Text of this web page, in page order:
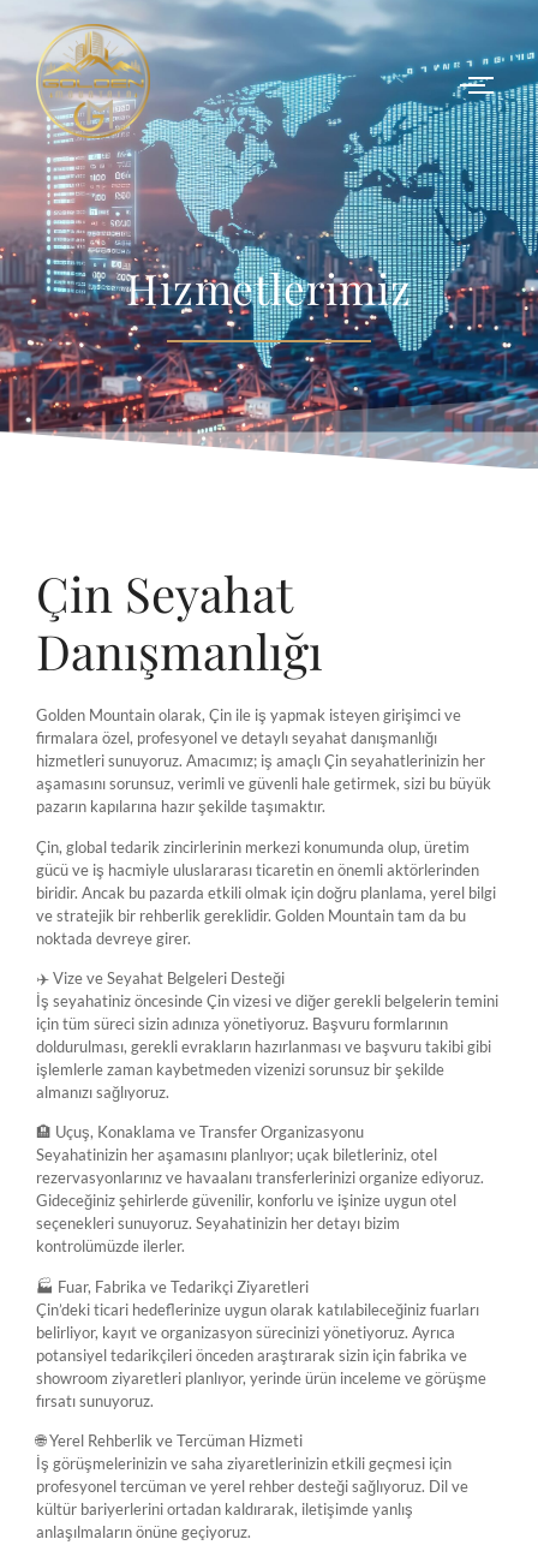
Hizmetlerimiz
Çin Seyahat
Danışmanlığı
Golden Mountain olarak, Çin ile iş yapmak isteyen girişimci ve
firmalara özel, profesyonel ve detaylı seyahat danışmanlığı
hizmetleri sunuyoruz. Amacımız; iş amaçlı Çin seyahatlerinizin her
aşamasını sorunsuz, verimli ve güvenli hale getirmek, sizi bu büyük
pazarın kapılarına hazır şekilde taşımaktır.
Çin, global tedarik zincirlerinin merkezi konumunda olup, üretim
gücü ve iş hacmiyle uluslararası ticaretin en önemli aktörlerinden
biridir. Ancak bu pazarda etkili olmak için doğru planlama, yerel bilgi
ve stratejik bir rehberlik gereklidir. Golden Mountain tam da bu
noktada devreye girer.
✈️ Vize ve Seyahat Belgeleri Desteği
İş seyahatiniz öncesinde Çin vizesi ve diğer gerekli belgelerin temini
için tüm süreci sizin adınıza yönetiyoruz. Başvuru formlarının
doldurulması, gerekli evrakların hazırlanması ve başvuru takibi gibi
işlemlerle zaman kaybetmeden vizenizi sorunsuz bir şekilde
almanızı sağlıyoruz.
🏨 Uçuş, Konaklama ve Transfer Organizasyonu
Seyahatinizin her aşamasını planlıyor; uçak biletleriniz, otel
rezervasyonlarınız ve havaalanı transferlerinizi organize ediyoruz.
Gideceğiniz şehirlerde güvenilir, konforlu ve işinize uygun otel
seçenekleri sunuyoruz. Seyahatinizin her detayı bizim
kontrolümüzde ilerler.
🏭 Fuar, Fabrika ve Tedarikçi Ziyaretleri
Çin’deki ticari hedeflerinize uygun olarak katılabileceğiniz fuarları
belirliyor, kayıt ve organizasyon sürecinizi yönetiyoruz. Ayrıca
potansiyel tedarikçileri önceden araştırarak sizin için fabrika ve
showroom ziyaretleri planlıyor, yerinde ürün inceleme ve görüşme
fırsatı sunuyoruz.
🌐 Yerel Rehberlik ve Tercüman Hizmeti
İş görüşmelerinizin ve saha ziyaretlerinizin etkili geçmesi için
profesyonel tercüman ve yerel rehber desteği sağlıyoruz. Dil ve
kültür bariyerlerini ortadan kaldırarak, iletişimde yanlış
anlaşılmaların önüne geçiyoruz.